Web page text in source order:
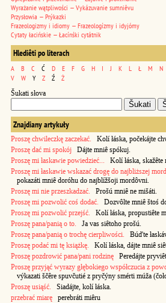
Wyrażanie wątpliwości — Vykázuvanie sumniêvu
Przysłowia — Prýkazki
Frazeologizmy i idiomy — Frazeologízmy i idyjómy
Cytaty łacińskie — Łacínśki cytátnik
Hlediêti po literach
A B C Ć D E F G H I J K L Ł M N
V
W Y Z Ź Ż
Šukati słova
Znajdiany artykuły
Proszę chwileczkę zaczekać. Kolí łáska, počekájte
Proszę dać mi spokój Dájte mniê spókuj.
Proszę mi łaskawie powiedzieć... Kolí łáska, skažête
Proszę mi łaskawie wskazać drogę do najbliższej
pokazáti mniê doróhu do najblížšoji mordôvni.
Proszę mi nie przeszkadzać. Prošú mniê ne mišáti.
Proszę mi pozwolić coś dodać. Dozvôlte mniê štoś
Proszę mi pozwolić przejść. Kolí łáska, propustiête
Proszę pana/panią o to. Ja vas siêtoho prošú.
Proszę pana/panią o trochę cierpliwości. Búďte
Proszę podać mi tę książkę. Kolí łáska, dájte mniê
Proszę pozdrowić pana/pani rodzinę Peredájte
Proszę przyjąć wyrazy głębokiego współczucia z
výkazati ščêre spuvčutié z pryčýny smérti múža
Proszę usiąść. Siadájte, kolí łáska.
przebrać miarę perebráti miêru